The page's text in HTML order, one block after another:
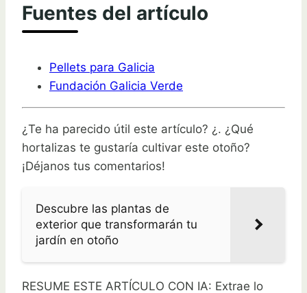
Fuentes del artículo
Pellets para Galicia
Fundación Galicia Verde
¿Te ha parecido útil este artículo? ¿. ¿Qué
hortalizas te gustaría cultivar este otoño?
¡Déjanos tus comentarios!
Descubre las plantas de
exterior que transformarán tu
jardín en otoño
RESUME ESTE ARTÍCULO CON IA: Extrae lo